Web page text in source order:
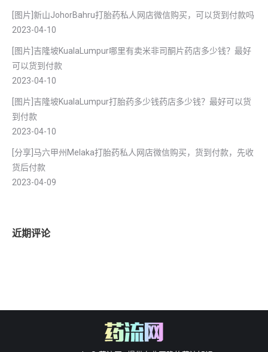
[图片]新山JohorBahru打胎药私人网店微信购买，可以货到付款吗
2023-04-10
[图片]吉隆坡KualaLumpur哪里有卖米非司酮片药店多少钱？最好
可以货到付款
2023-04-10
[图片]吉隆坡KualaLumpur打胎药多少钱药店多少钱？最好可以货
到付款
2023-04-10
[分享]马六甲州Melaka打胎药私人网店微信购买，货到付款，先收
货后付款
2023-04-09
近期评论